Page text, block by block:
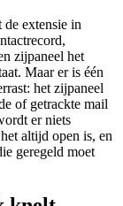
extensie in
zijpaneel het
Maar er is één
het zijpaneel
of getrackte mail
er niets
altijd open is, en
geregeld moet